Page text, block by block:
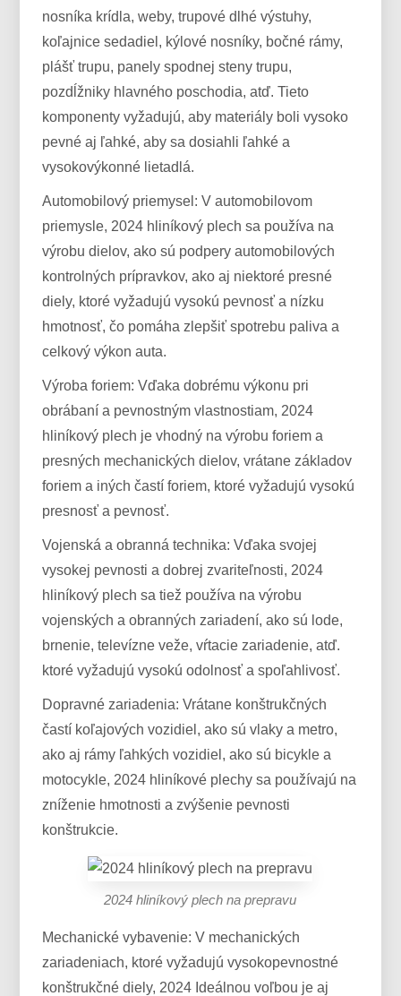
nosníka krídla, weby, trupové dlhé výstuhy,
koľajnice sedadiel, kýlové nosníky, bočné rámy,
plášť trupu, panely spodnej steny trupu,
pozdĺžniky hlavného poschodia, atď. Tieto
komponenty vyžadujú, aby materiály boli vysoko
pevné aj ľahké, aby sa dosiahli ľahké a
vysokovýkonné lietadlá.
Automobilový priemysel: V automobilovom
priemysle, 2024 hliníkový plech sa používa na
výrobu dielov, ako sú podpery automobilových
kontrolných prípravkov, ako aj niektoré presné
diely, ktoré vyžadujú vysokú pevnosť a nízku
hmotnosť, čo pomáha zlepšiť spotrebu paliva a
celkový výkon auta.
Výroba foriem: Vďaka dobrému výkonu pri
obrábaní a pevnostným vlastnostiam, 2024
hliníkový plech je vhodný na výrobu foriem a
presných mechanických dielov, vrátane základov
foriem a iných častí foriem, ktoré vyžadujú vysokú
presnosť a pevnosť.
Vojenská a obranná technika: Vďaka svojej
vysokej pevnosti a dobrej zvariteľnosti, 2024
hliníkový plech sa tiež používa na výrobu
vojenských a obranných zariadení, ako sú lode,
brnenie, televízne veže, vŕtacie zariadenie, atď.
ktoré vyžadujú vysokú odolnosť a spoľahlivosť.
Dopravné zariadenia: Vrátane konštrukčných
častí koľajových vozidiel, ako sú vlaky a metro,
ako aj rámy ľahkých vozidiel, ako sú bicykle a
motocykle, 2024 hliníkové plechy sa používajú na
zníženie hmotnosti a zvýšenie pevnosti
konštrukcie.
2024 hliníkový plech na prepravu
Mechanické vybavenie: V mechanických
zariadeniach, ktoré vyžadujú vysokopevnostné
konštrukčné diely, 2024 Ideálnou voľbou je aj